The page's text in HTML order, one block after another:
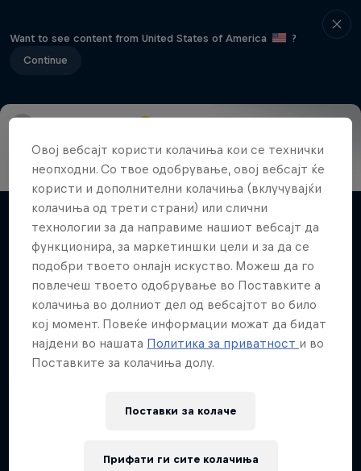
Want to see content from United States of America
?
Continue
Info Vehicles Route FAQs Results and standings
Филмови и емисии
More Than Machine
All-access WRC show
1 сезона · 7 епизоди
Поврзани видеа
Овој вебсајт користи колачиња кои се технички
неопходни. Со твое одобрување, овој вебсајт ќе
користи и дополнителни колачиња (вклучувајќи
колачиња од трети страни) или слични
технологии за да направиме нашиот вебсајт да
функционира, за маркетиншки цели и за да се
подобри твоето онлајн искуство. Можеш да го
повлечеш твоето одобрување во Поставките а
колачиња во долниот дел од вебсајтот во било
кој момент. Повеќе информации можат да бидат
најдени во нашата Политика за приватност и во
Поставките за колачиња долу.
Поставки за колачe
Прифати ги сите колачиња